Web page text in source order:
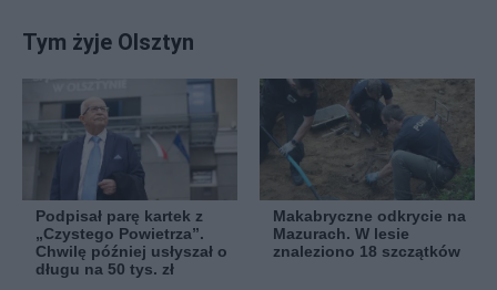
Tym żyje Olsztyn
Podpisał parę kartek z
„Czystego Powietrza”.
Chwilę później usłyszał o
długu na 50 tys. zł
Makabryczne odkrycie na
Mazurach. W lesie
znaleziono 18 szczątków